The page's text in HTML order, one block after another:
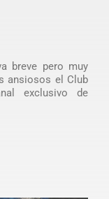
breve pero muy
ansiosos el Club
exclusivo de